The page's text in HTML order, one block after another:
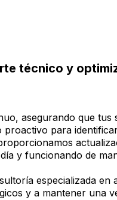
técnico y
asegurando que tus
para
y funcionando de
especializada en
y a mantener una